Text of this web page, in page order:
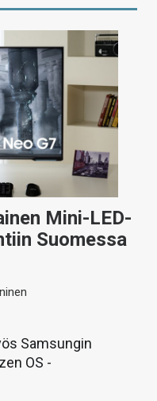
Mini-LED-
Suomessa
Samsungin
OS -